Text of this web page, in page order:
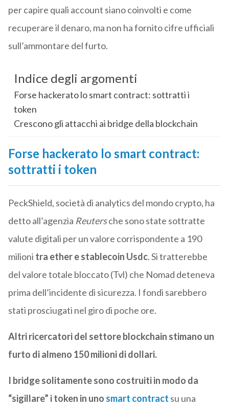
per capire quali account siano coinvolti e come
recuperare il denaro, ma non ha fornito cifre ufficiali
sull’ammontare del furto.
Indice degli argomenti
Forse hackerato lo smart contract: sottratti i
token
Crescono gli attacchi ai bridge della blockchain
Forse hackerato lo smart contract:
sottratti i token
PeckShield, società di analytics del mondo crypto, ha
detto all’agenzia Reutersche sono state sottratte
valute digitali per un valore corrispondente a 190
milioni tra ether e stablecoin Usdc. Si tratterebbe
del valore totale bloccato (Tvl) che Nomad deteneva
prima dell’incidente di sicurezza. I fondi sarebbero
stati prosciugati nel giro di poche ore.
Altri ricercatori del settore blockchain stimano un
furto di almeno 150 milioni di dollari.
I bridge solitamente sono costruiti in modo da
“sigillare” i token in uno smart contract su una